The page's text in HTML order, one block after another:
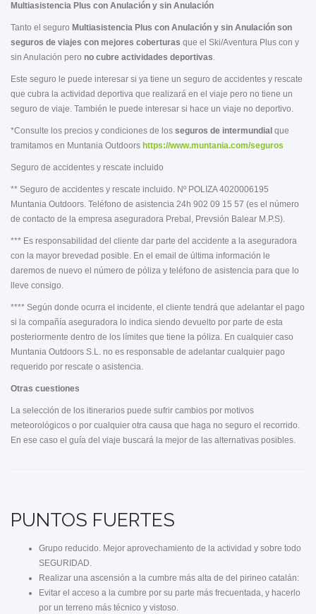
Multiasistencia Plus con Anulación y sin Anulación
Tanto el seguro Multiasistencia Plus con Anulación y sin Anulación son
seguros de viajes con mejores coberturas que el Ski/Aventura Plus con y
sin Anulación pero no cubre actividades deportivas.
Este seguro le puede interesar si ya tiene un seguro de accidentes y rescate
que cubra la actividad deportiva que realizará en el viaje pero no tiene un
seguro de viaje. También le puede interesar si hace un viaje no deportivo.
*Consulte los precios y condiciones de los seguros de intermundial que
tramitamos en Muntania Outdoors https://www.muntania.com/seguros
Seguro de accidentes y rescate incluido
** Seguro de accidentes y rescate incluido. Nº POLIZA 4020006195
Muntania Outdoors. Teléfono de asistencia 24h 902 09 15 57 (es el número
de contacto de la empresa aseguradora Prebal, Prevsión Balear M.P.S).
*** Es responsabilidad del cliente dar parte del accidente a la aseguradora
con la mayor brevedad posible. En el email de última información le
daremos de nuevo el número de póliza y teléfono de asistencia para que lo
lleve consigo.
**** Según donde ocurra el incidente, el cliente tendrá que adelantar el pago
si la compañía aseguradora lo indica siendo devuelto por parte de esta
posteriormente dentro de los límites que tiene la póliza. En cualquier caso
Muntania Outdoors S.L. no es responsable de adelantar cualquier pago
requerido por rescate o asistencia.
Otras cuestiones
La selección de los itinerarios puede sufrir cambios por motivos
meteorológicos o por cualquier otra causa que haga no seguro el recorrido.
En ese caso el guía del viaje buscará la mejor de las alternativas posibles.
PUNTOS FUERTES
Grupo reducido. Mejor aprovechamiento de la actividad y sobre todo
SEGURIDAD.
Realizar una ascensión a la cumbre más alta de del pirineo catalán:
Evitar el acceso a la cumbre por su parte más frecuentada, y hacerlo
por un terreno más técnico y vistoso.